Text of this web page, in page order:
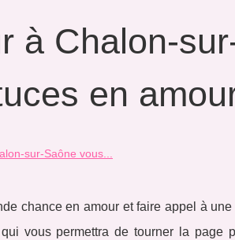
à Chalon-
en
sur-Saône vous...
chance en amour et faire appel à
vous permettra de tourner la page